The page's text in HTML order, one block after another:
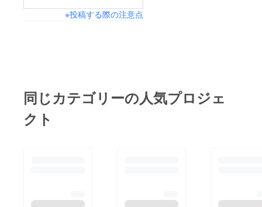
※投稿する際の注意点
同じカテゴリーの人気プロジェ
クト